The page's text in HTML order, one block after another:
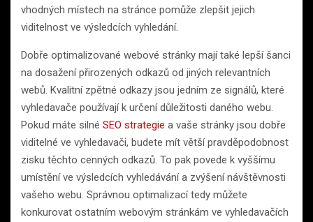
vhodných místech na stránce pomůže zlepšit jejich
viditelnost ve výsledcích vyhledání.
Dobře optimalizované webové stránky mají také lepší šanci
na dosažení přirozených odkazů od jiných relevantních
webů. Kvalitní zpětné odkazy jsou jedním ze signálů, které
vyhledavače používají k určení důležitosti daného webu.
Pokud máte silné SEO strategie a vaše stránky jsou dobře
viditelné ve vyhledavači, budete mít větší pravděpodobnost
zisku těchto cenných odkazů. To pak povede k vyššímu
umístění ve výsledcích vyhledávání a zvýšení návštěvnosti
vašeho webu. Správnou optimalizací tedy můžete
konkurovat ostatním webovým stránkám ve vyhledavačích